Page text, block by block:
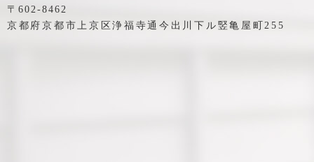
〒602-8462
京都府京都市上京区浄福寺通今出川下ル竪亀屋町255